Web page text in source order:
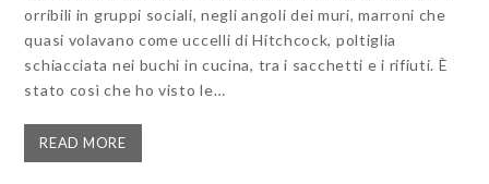
orribili in gruppi sociali, negli angoli dei muri, marroni che
quasi volavano come uccelli di Hitchcock, poltiglia
schiacciata nei buchi in cucina, tra i sacchetti e i rifiuti. È
stato così che ho visto le…
READ MORE